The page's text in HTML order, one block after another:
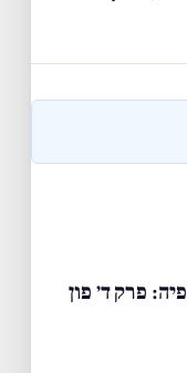
פרק ד׳ פון